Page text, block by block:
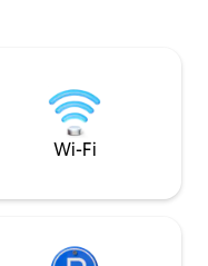
ア
入
ナの
エ
は無料）です。
利用いただけます
Wi-Fi